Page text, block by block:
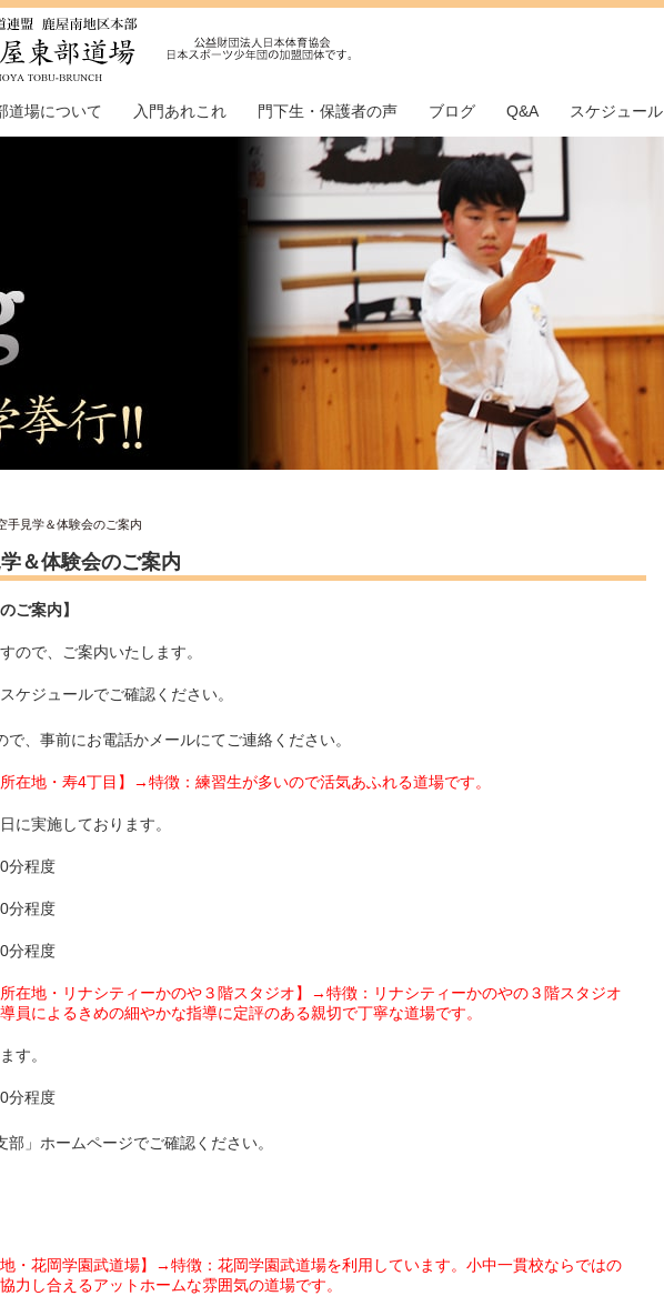
道場について 入門あれこれ 門下生・保護者の声 ブログ Q&A スケジュール
手見学＆体験会のご案内
＆体験会のご案内
ご案内】
ので、ご案内いたします。
ケジュールでご確認ください。
、事前にお電話かメールにてご連絡ください。
在地・寿4丁目】→特徴：練習生が多いので活気あふれる道場です。
に実施しております。
分程度
分程度
分程度
在地・リナシティーかのや３階スタジオ】→特徴：リナシティーかのやの３階スタジオ
員によるきめの細やかな指導に定評のある親切で丁寧な道場です。
す。
分程度
」ホームページでご確認ください。
・花岡学園武道場】→特徴：花岡学園武道場を利用しています。小中一貫校ならではの
力し合えるアットホームな雰囲気の道場です。